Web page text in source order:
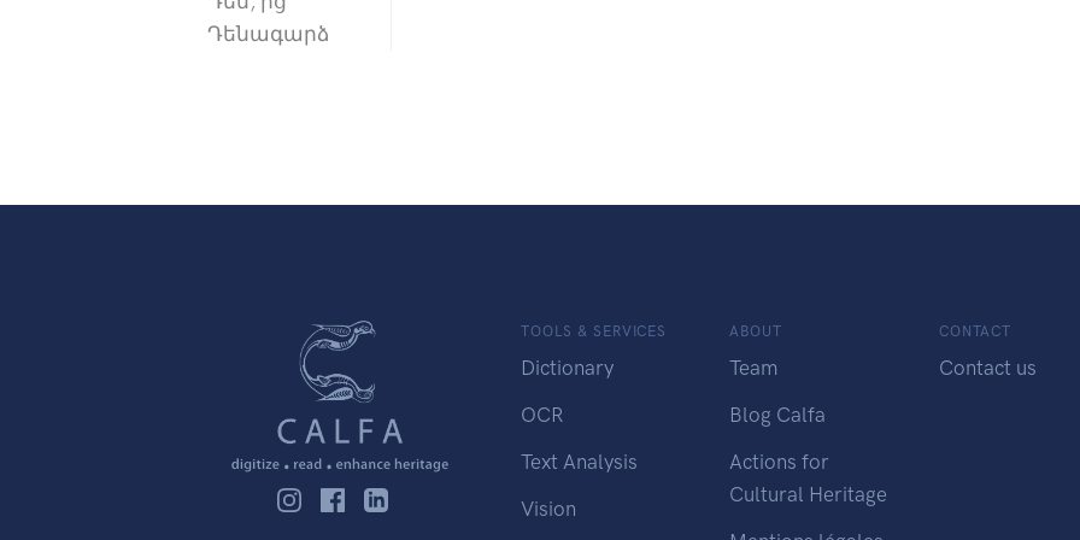
Դենագարձ
TOOLS & SERVICES
Dictionary
OCR
Text Analysis
Vision
ABOUT
Team
Blog Calfa
Actions for
Cultural Heritage
CONTACT
Contact us